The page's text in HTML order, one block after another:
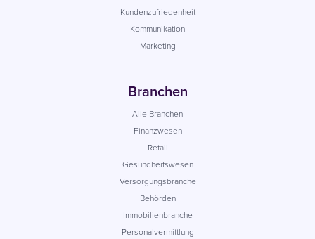
Kundenzufriedenheit
Kommunikation
Marketing
Branchen
Alle Branchen
Finanzwesen
Retail
Gesundheitswesen
Versorgungsbranche
Behörden
Immobilienbranche
Personalvermittlung